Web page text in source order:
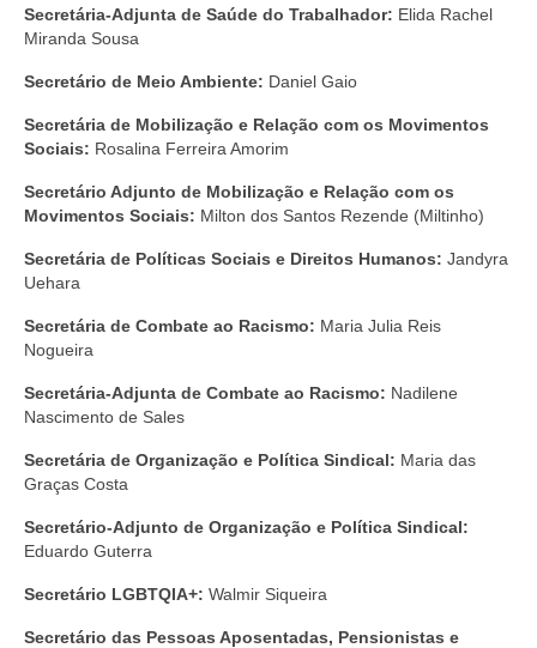
Secretária-Adjunta de Saúde do Trabalhador: Elida Rachel
Miranda Sousa
Secretário de Meio Ambiente: Daniel Gaio
Secretária de Mobilização e Relação com os Movimentos
Sociais: Rosalina Ferreira Amorim
Secretário Adjunto de Mobilização e Relação com os
Movimentos Sociais: Milton dos Santos Rezende (Miltinho)
Secretária de Políticas Sociais e Direitos Humanos: Jandyra
Uehara
Secretária de Combate ao Racismo: Maria Julia Reis
Nogueira
Secretária-Adjunta de Combate ao Racismo: Nadilene
Nascimento de Sales
Secretária de Organização e Política Sindical: Maria das
Graças Costa
Secretário-Adjunto de Organização e Política Sindical:
Eduardo Guterra
Secretário LGBTQIA+: Walmir Siqueira
Secretário das Pessoas Aposentadas, Pensionistas e